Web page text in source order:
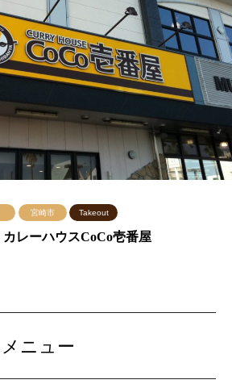
宮崎市 Takeout
カレーハウスCoCo壱番屋
ニュー